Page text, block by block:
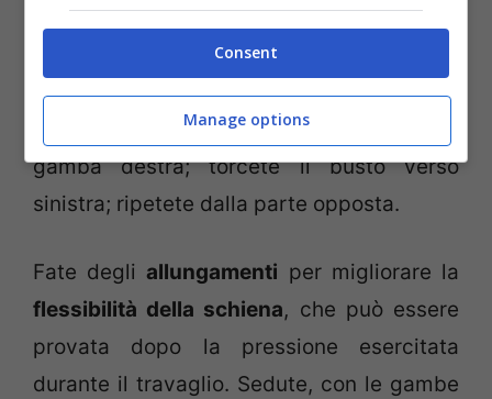
respirazione.
Potete poipraticare delle torsioni, come si
praticano nelloyoga : sedute, piegate la
gamba destra; torcete il busto verso
sinistra; ripetete dalla parte opposta.
Fate degliallungamenti per migliorare la
flessibilità della schiena, che può essere
provata dopo la pressione esercitata
durante il travaglio. Sedute, con le gambe
Consent
Manage options